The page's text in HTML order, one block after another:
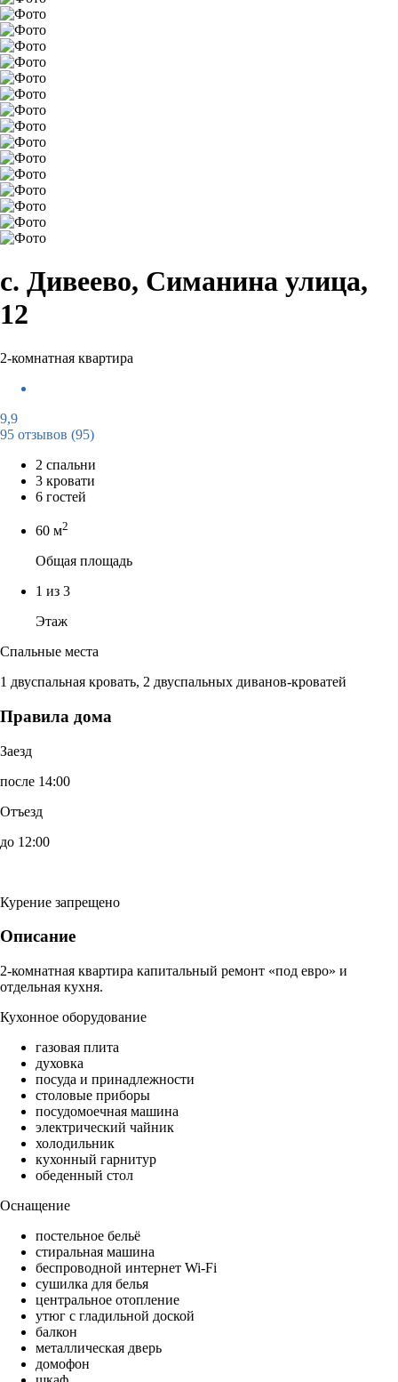
с. Дивеево, Симанина улица,
12
2-комнатная квартира
9,9
95 отзывов (95)
2 спальни
3 кровати
6 гостей
60 м2
Общая площадь
1 из 3
Этаж
Спальные места
1 двуспальная кровать, 2 двуспальных диванов-кроватей
Правила дома
Заезд
после 14:00
Отъезд
до 12:00
Курение запрещено
Описание
2-комнатная квартира капитальный ремонт «под евро» и
отдельная кухня.
Кухонное оборудование
газовая плита
духовка
посуда и принадлежности
столовые приборы
посудомоечная машина
электрический чайник
холодильник
кухонный гарнитур
обеденный стол
Оснащение
постельное бельё
стиральная машина
беспроводной интернет Wi-Fi
сушилка для белья
центральное отопление
утюг с гладильной доской
балкон
металлическая дверь
домофон